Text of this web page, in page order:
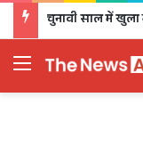
Menu